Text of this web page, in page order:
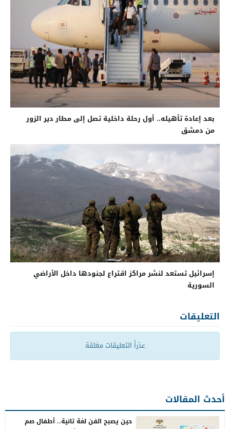
بعد إعادة تأهيله.. أول رحلة داخلية تصل إلى مطار دير الزور
من دمشق
إسرائيل تستعد لنشر مراكز اقتراع لجنودها داخل الأراضي
السورية
التعليقات
عذراً التعليقات مغلقة
أحدث المقالات
حين يصبح الفن لغة ثانية.. أطفال صم